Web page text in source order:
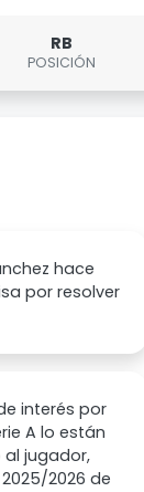
RB
POSICIÓN
hace
por resolver
interés por
A lo están
al jugador,
2026 de